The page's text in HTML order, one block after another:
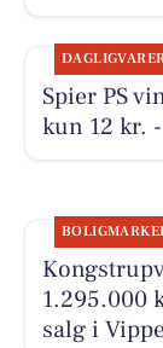
Spier PS
kun 12 kr.
1.295.000
salg i